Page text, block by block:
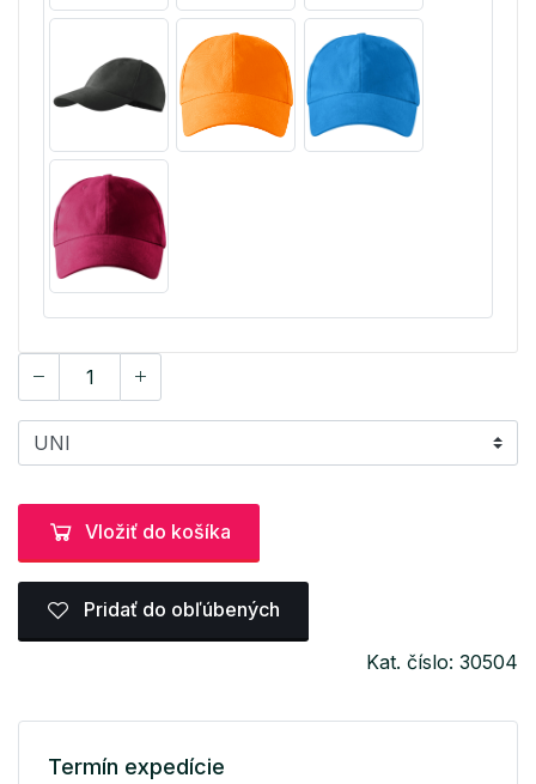
Vložiť do košíka
Pridať do obľúbených
Kat. číslo: 30504
Termín expedície